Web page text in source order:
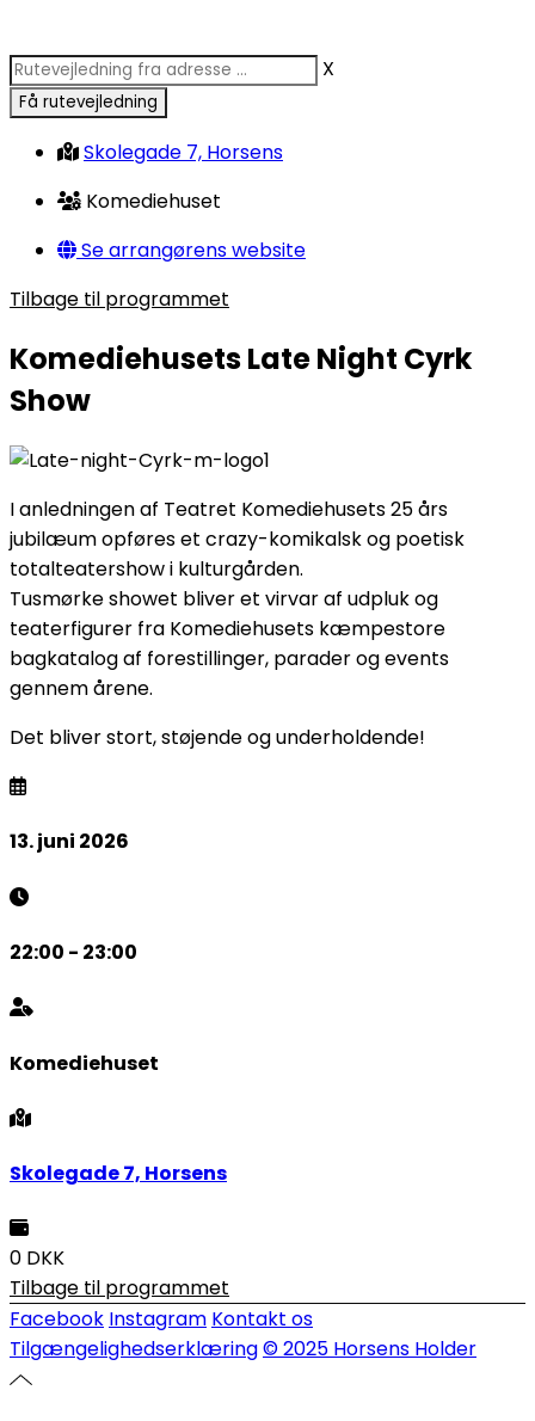
X
Skolegade 7, Horsens
Komediehuset
Se arrangørens website
Tilbage til programmet
Komediehusets Late Night Cyrk
Show
I anledningen af Teatret Komediehusets 25 års
jubilæum opføres et crazy-komikalsk og poetisk
totalteatershow i kulturgården.
Tusmørke showet bliver et virvar af udpluk og
teaterfigurer fra Komediehusets kæmpestore
bagkatalog af forestillinger, parader og events
gennem årene.
Det bliver stort, støjende og underholdende!
13. juni 2026
22:00 - 23:00
Komediehuset
Skolegade 7, Horsens
0 DKK
Tilbage til programmet
Facebook Instagram Kontakt os
Tilgængelighedserklæring© 2025 Horsens Holder